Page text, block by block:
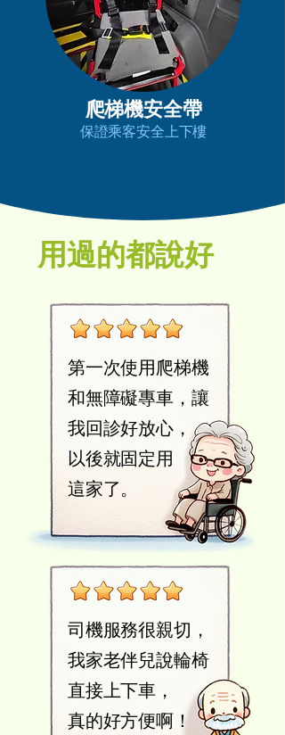
​爬梯機安全帶
保證乘客安全上下樓
用過的都說好
第一次使用爬梯機
和無障礙專車，讓
我回診好放心，
以後就固定用
這家了。
司機服務很親切，
我家老伴兒說輪椅
直接上下車，
​真的好方便啊！